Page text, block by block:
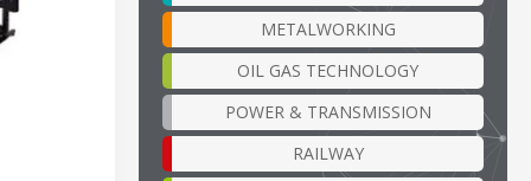
METALWORKING
OIL GAS TECHNOLOGY
POWER & TRANSMISSION
RAILWAY